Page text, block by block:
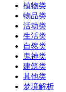
植物类
物品类
活动类
生活类
自然类
鬼神类
建筑类
其他类
梦境解析